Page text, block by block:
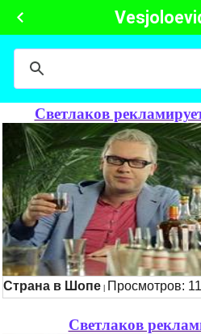
Светлаков
Страна в Шопе Просмотров:
Светлаков